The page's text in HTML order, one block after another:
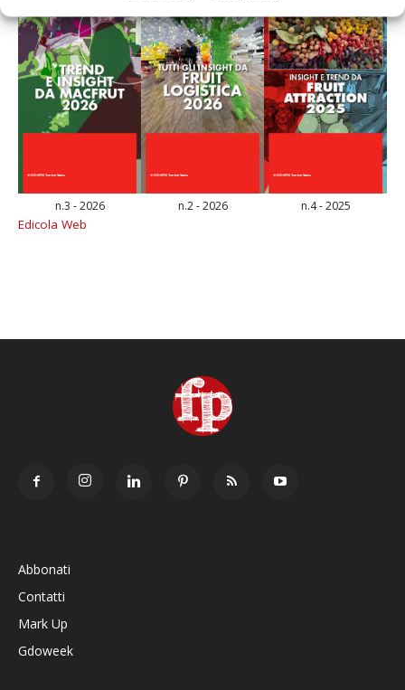
n.3 - 2026 n.2 - 2026 n.4 - 2025
Edicola Web
Abbonati
Contatti
Mark Up
Gdoweek